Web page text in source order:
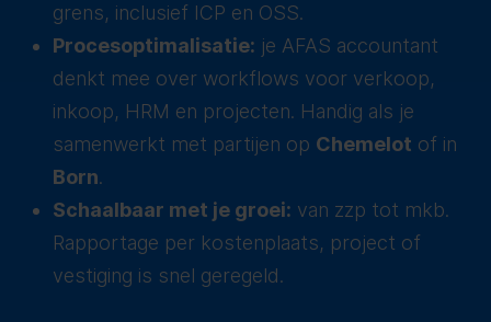
grens, inclusief ICP en OSS.
Procesoptimalisatie: je AFAS accountant
denkt mee over workflows voor verkoop,
inkoop, HRM en projecten. Handig als je
samenwerkt met partijen op Chemelot of in
Born.
Schaalbaar met je groei: van zzp tot mkb.
Rapportage per kostenplaats, project of
vestiging is snel geregeld.